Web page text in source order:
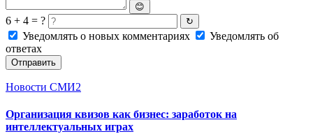
😊
6 + 4 = ? ↻
Уведомлять о новых комментариях
Уведомлять об
ответах
Отправить
Новости СМИ2
Организация квизов как бизнес: заработок на
интеллектуальных играх